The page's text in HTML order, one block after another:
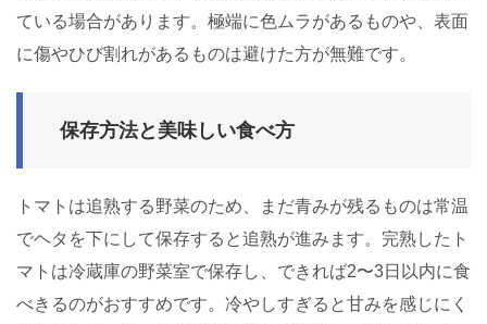
ている場合があります。極端に色ムラがあるものや、表面
に傷やひび割れがあるものは避けた方が無難です。
保存方法と美味しい食べ方
トマトは追熟する野菜のため、まだ青みが残るものは常温
でヘタを下にして保存すると追熟が進みます。完熟したト
マトは冷蔵庫の野菜室で保存し、できれば2〜3日以内に食
べきるのがおすすめです。冷やしすぎると甘みを感じにく